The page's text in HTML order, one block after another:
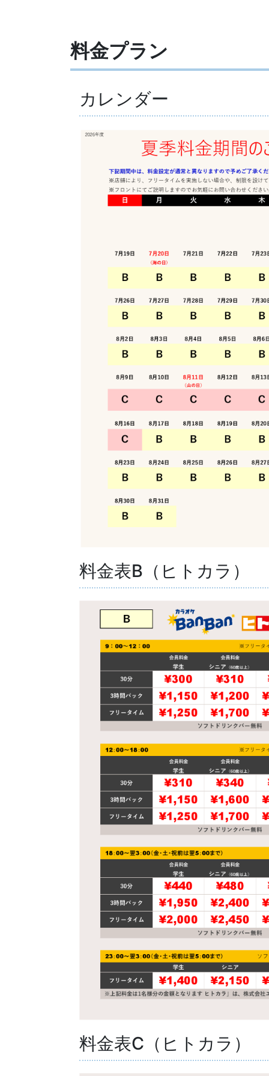
料金プラン
カレンダー
料金表B（ヒトカラ）
料金表C（ヒトカラ）